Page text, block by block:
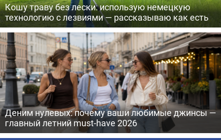
Кошу траву без лески: использую немецкую
технологию с лезвиями — рассказываю как есть
Деним нулевых: почему ваши любимые джинсы —
главный летний must-have 2026